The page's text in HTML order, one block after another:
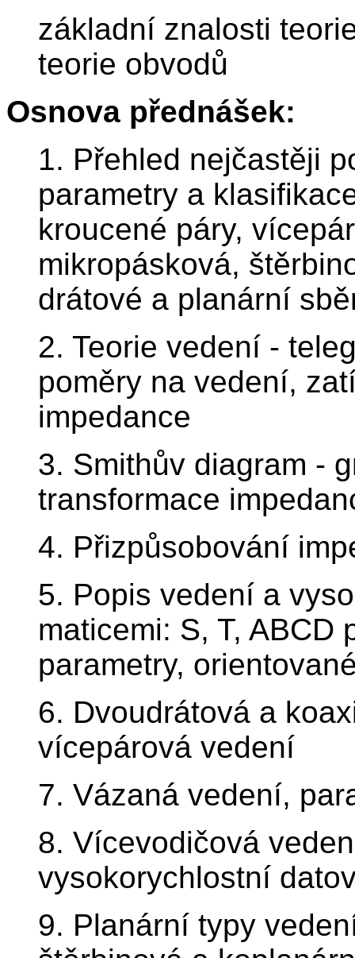
základní znalosti
teorie obvodů
Osnova přednášek:
1. Přehled nejčastěji
parametry a
kroucené páry,
mikropásková,
drátové a planární
2. Teorie vedení -
poměry na vedení,
impedance
3. Smithův diagram -
transformace
4. Přizpůsobování
5. Popis vedení a
maticemi: S, T, ABCD
parametry,
6. Dvoudrátová a
vícepárová vedení
7. Vázaná vedení,
8. Vícevodičová
vysokorychlostní
9. Planární typy